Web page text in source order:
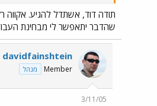
תודה דוד, אשתדל להגיע. אקווה
שהדבר יתאפשר לי מבחינת
davidfainshtein
Member מנהל
3/11/05